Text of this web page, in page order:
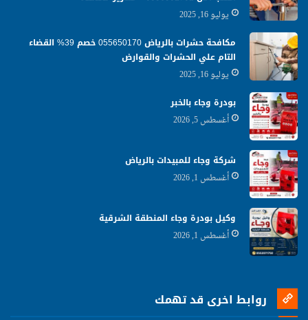
يوليو 16, 2025
مكافحة حشرات بالرياض 055650170 خصم 39% القضاء
التام علي الحشرات والقوارض
يوليو 16, 2025
بودرة وجاء بالخبر
أغسطس 5, 2026
شركة وجاء للمبيدات بالرياض
أغسطس 1, 2026
وكيل بودرة وجاء المنطقة الشرقية
أغسطس 1, 2026
روابط اخرى قد تهمك